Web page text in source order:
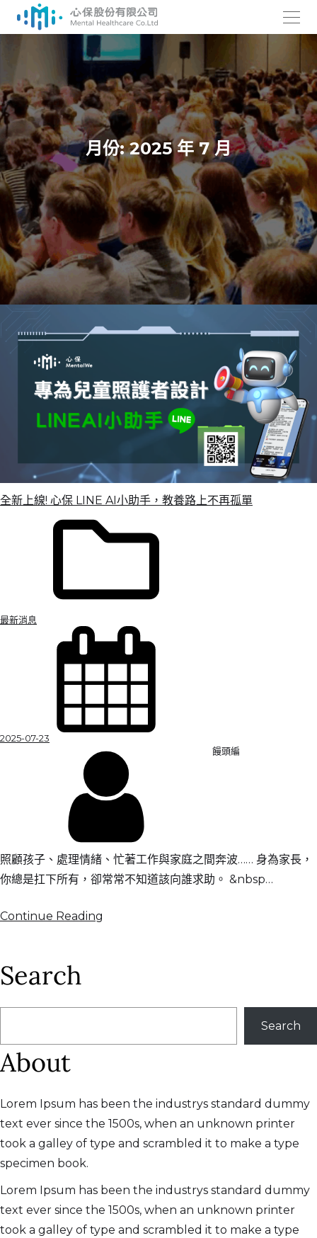
內
容
月份:2025 年 7 月
全新上線! 心保 LINE AI小助手，教養路上不再孤單
最新消息
2025-07-23
饅頭編
照顧孩子、處理情緒、忙著工作與家庭之間奔波…… 身為家長，
你總是扛下所有，卻常常不知道該向誰求助。 &nbsp…
Continue Reading
Search
Search
About
Lorem Ipsum has been the industrys standard dummy
text ever since the 1500s, when an unknown printer
took a galley of type and scrambled it to make a type
specimen book.
Lorem Ipsum has been the industrys standard dummy
text ever since the 1500s, when an unknown printer
took a galley of type and scrambled it to make a type